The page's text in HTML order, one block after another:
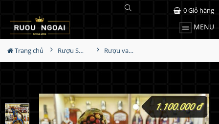
MENU
0Giỏ hàng
Trang chủ Rượu Sưu Tầm - Nga Rượu vang Georgia Reb Wines S03